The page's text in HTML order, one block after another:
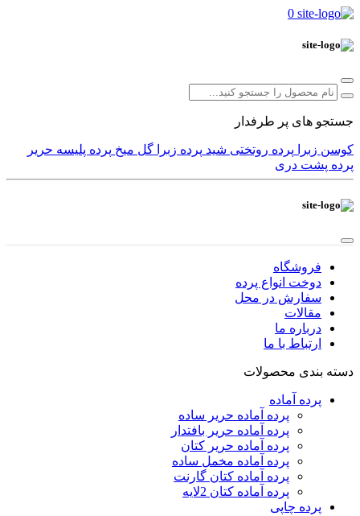
0
جستجو های پر طرفدار
کوسن زبرا پرده روتختی شید پرده زبرا گل میخ پرده پلیسه حریر
پرده پشت دری
فروشگاه
دوخت انواع پرده
سفارش در محل
مقالات
درباره ما
ارتباط با ما
دسته بندی محصولات
پرده‌ آماده
پرده آماده حریر ساده
پرده آماده حریر بافتدار
پرده آماده حریر کتان
پرده آماده مخمل ساده
پرده آماده کتان گارنت
پرده آماده کتان 2لایه
پرده چاپی